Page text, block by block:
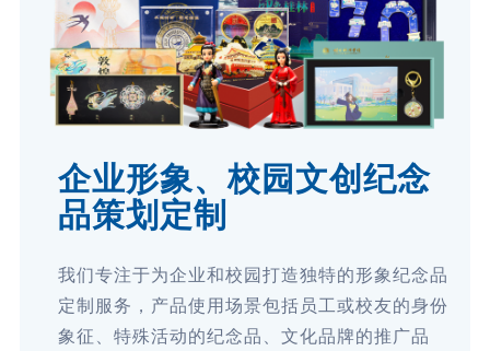
企业形象、校园文创纪念
品策划定制
我们专注于为企业和校园打造独特的形象纪念品
定制服务，产品使用场景包括员工或校友的身份
象征、特殊活动的纪念品、文化品牌的推广品